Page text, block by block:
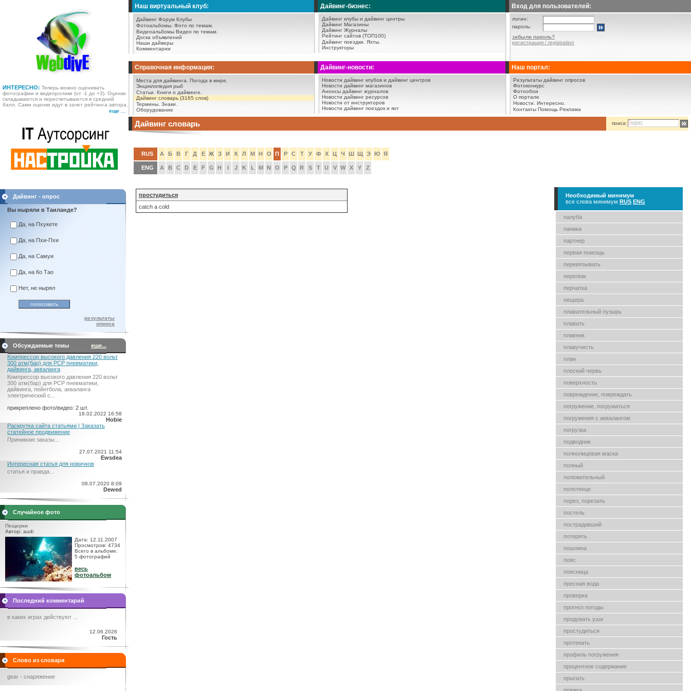
ИНТЕРЕСНО: Теперь можно оценивать
фотографии и видеоролики (от -1 до +3). Оценки
складываются и пересчитываются в средний
балл. Сами оценки идут в зачет рейтинга автора.
еще ...
Наш виртуальный клуб:
Дайвинг Форум Клубы
Фотоальбомы. Фото по темам.
Видеоальбомы Видео по темам.
Доска объявлений
Наши дайверы
Комментарии
Дайвинг-бизнес:
Дайвинг клубы и дайвинг центры
Дайвинг Магазины
Дайвинг Журналы
Рейтинг сайтов (ТОП100)
Дайвинг поездки.
Яхты.
Инструкторы
Вход для пользователей:
логин:
пароль:
забыли пароль?
регистрация / registration
Справочная информация:
Места для дайвинга.
Погода в мире.
Энциклопедия рыб
Статьи.
Книги о дайвинге.
Дайвинг словарь (3165 слов)
Термины. Знаки.
Оборудование
Дайвинг-новости:
Новости дайвинг клубов и дайвинг центров
Новости дайвинг магазинов
Анонсы дайвинг журналов
Новости дайвинг ресурсов
Новости от инструкторов
Новости дайвинг поездок и яхт
Наш портал:
Результаты дайвинг опросов
Фотоконкурс
Фотообои
О портале
Новости.
Интересно.
Контакты Помощь Реклама
Дайвинг - опрос
Вы ныряли в Таиланде?
Да, на Пхукете
Да, на Пхи-Пхи
Да, на Самуи
Да, на Ко Тао
Нет, не нырял
результаты
опроса
Обсуждаемые темы
еще...
Компрессор высокого давления 220 вольт
300 атм(бар) для PCP пневматики,
дайвинга, акваланга
Компрессор высокого давления 220 вольт
300 атм(бар) для PCP пневматики,
дайвинга, пейнтбола, акваланга
электрический c...
прикреплено фото/видео: 2 шт.
18.02.2022 16:58
Hobie
Раскрутка сайта статьями | Заказать
статейное продвижение
Принимаю заказы...
27.07.2021 11:54
Ewsdea
Интересная статья для новичков
статья и правда...
08.07.2020 8:09
Dewed
Случайное фото
Пещерки
Автор: audi
Дата: 12.11.2007
Просмотров: 4734
Всего в альбоме:
5 фотографий
весь
фотоальбом
Последний комментарий
в каких играх действуют ...
12.06.2026
Гость
Слово из словаря
gear - снаряжение
Дайвинг словарь поиск:
RUS А Б В Г Д Е Ж З И К Л М Н О П Р С Т У Ф Х Ц Ч Ш Щ Э Ю Я
ENG A B C D E F G H I J K L M N O P Q R S T U V W X Y Z
простудиться
catch a cold
Необходимый минимум
все слова минимум RUS ENG
палуба
паника
партнер
первая помощь
перевязывать
перелом
перчатка
пещера
плавательный пузырь
плавать
плавник
плавучесть
план
плоский червь
поверхность
повреждение, повреждать
погружение, погружаться
погружения с аквалангом
погрузка
подводник
полнолицевая маска
полный
положительный
полотенце
порез, порезать
постель
пострадавший
потерять
пошлина
пояс
поясница
пресная вода
проверка
прогноз погоды
продувать уши
простудиться
протекать
профиль погружения
процентное содержание
прыгать